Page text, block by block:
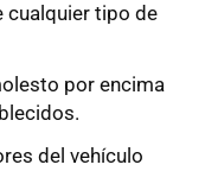
cualquier tipo de
por encima
del vehículo